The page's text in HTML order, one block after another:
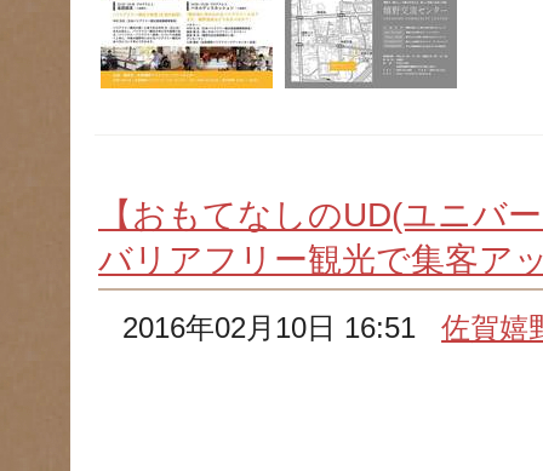
【おもてなしのUD(ユニ
バリアフリー観光で集客ア
2016年02月10日 16:51佐賀嬉